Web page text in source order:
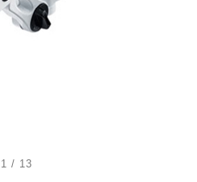
1 / 13